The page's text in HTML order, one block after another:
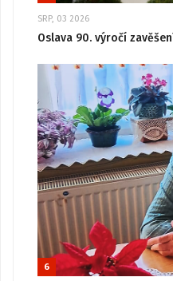
SRP, 03 2026
Oslava 90. výročí
6